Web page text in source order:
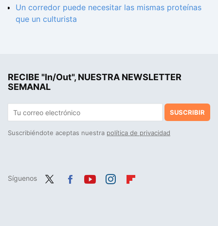
Un corredor puede necesitar las mismas proteínas
que un culturista
RECIBE "In/Out", NUESTRA NEWSLETTER
SEMANAL
SUSCRIBIR
Suscribiéndote aceptas nuestra política de privacidad
Síguenos